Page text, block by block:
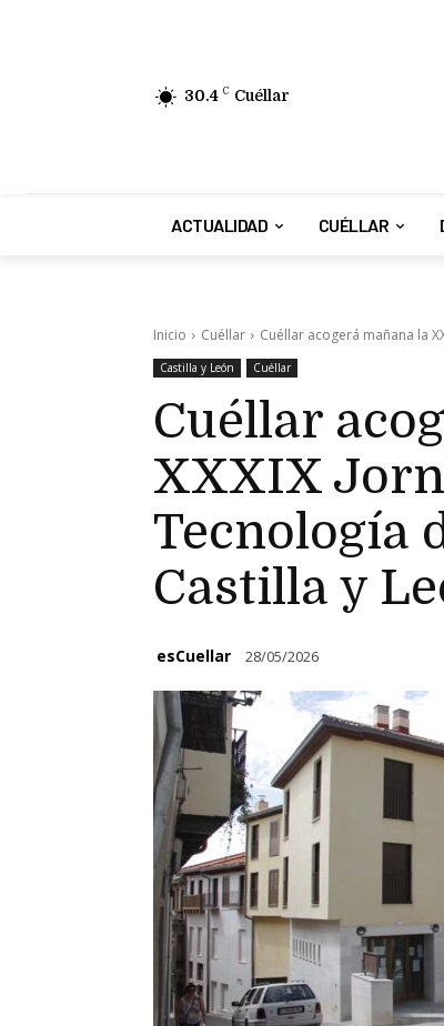
30.4 C Cuéllar
ACTUALIDAD CUÉLLAR
Inicio Cuéllar Cuéllar acogerá mañana la
Castilla y León Cuéllar
Cuéllar
XXXIX
Tecnología
Castilla y
esCuellar 28/05/2026